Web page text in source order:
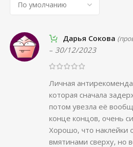
Дарья Сокова
– 30/12/2023
Личная
которая сначала
потом увезла её
конце концов, очень
Хорошо, что наклейки
вмятинами сверху, но